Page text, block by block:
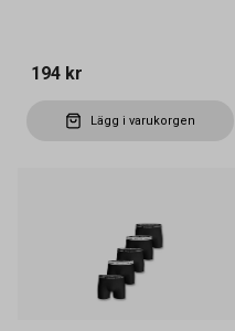
194 kr
Lägg i varukorgen